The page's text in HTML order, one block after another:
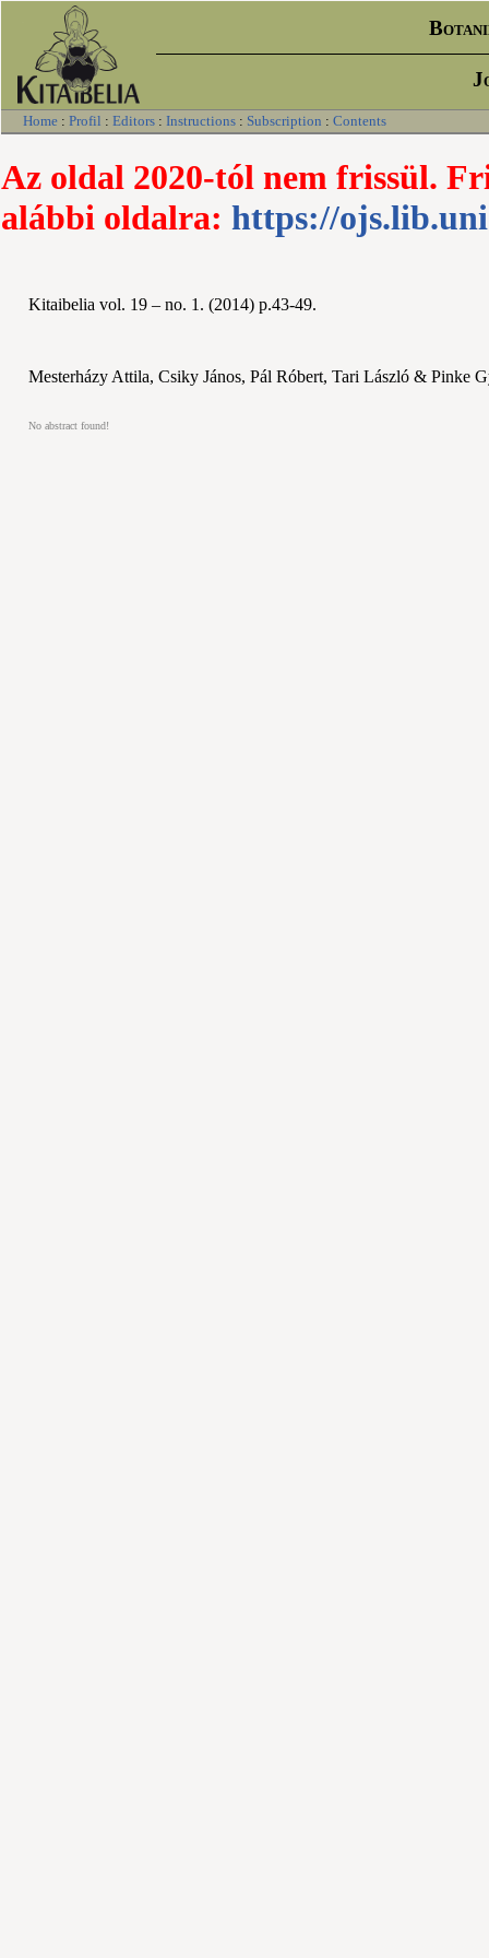
Home : Profil : Editors : Instructions : Subscription : Contents
Az oldal 2020-tól nem frissül.
alábbi oldalra: https://
Kitaibelia vol. 19 – no. 1. (2014) p.43-49.
Mesterházy Attila, Csiky János, Pál Róbert, Tari László & Pinke
No abstract found!